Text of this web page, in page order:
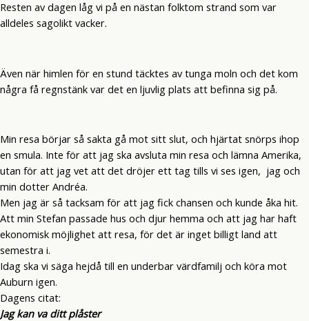
Resten av dagen låg vi på en nästan folktom strand som var
alldeles sagolikt vacker.
Även när himlen för en stund täcktes av tunga moln och det kom
några få regnstänk var det en ljuvlig plats att befinna sig på.
Min resa börjar så sakta gå mot sitt slut, och hjärtat snörps ihop
en smula. Inte för att jag ska avsluta min resa och lämna Amerika,
utan för att jag vet att det dröjer ett tag tills vi ses igen, jag och
min dotter Andréa.
Men jag är så tacksam för att jag fick chansen och kunde åka hit.
Att min Stefan passade hus och djur hemma och att jag har haft
ekonomisk möjlighet att resa, för det är inget billigt land att
semestra i.
Idag ska vi säga hejdå till en underbar värdfamilj och köra mot
Auburn igen.
Dagens citat:
Jag kan va ditt plåster